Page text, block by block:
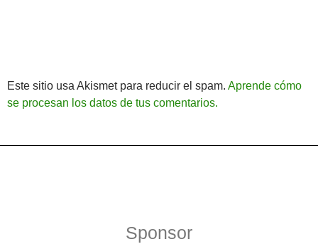
Este sitio usa Akismet para reducir el spam. Aprende cómo
se procesan los datos de tus comentarios.
Sponsor